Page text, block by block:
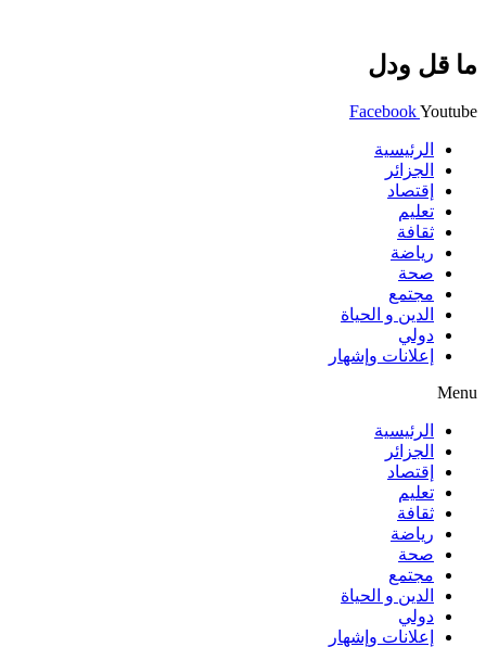
ما قل ودل
FacebookYoutube
الرئيسية
الجزائر
إقتصاد
تعليم
ثقافة
رياضة
صحة
مجتمع
الدين و الحياة
دولي
إعلانات وإشهار
Menu
الرئيسية
الجزائر
إقتصاد
تعليم
ثقافة
رياضة
صحة
مجتمع
الدين و الحياة
دولي
إعلانات وإشهار